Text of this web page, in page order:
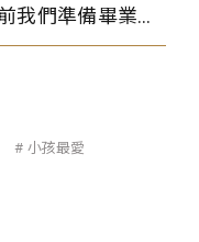
大豐大哥大 - 爸爸離開台灣之前我們準備畢業旅行
小孩最愛